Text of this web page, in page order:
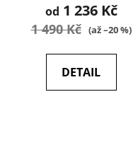
od 1 236 Kč
1 490 Kč (až –20 %)
DETAIL